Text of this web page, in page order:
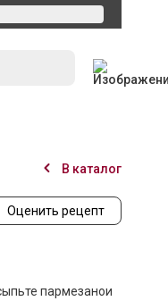
В каталог
Оценить рецепт
пармезанои